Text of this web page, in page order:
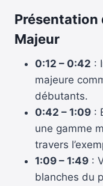
Présentation
Majeur
0:12 – 0:42 :
majeure
débutants.
0:42 – 1:09 :
une gamme
travers
1:09 – 1:49 :
blanches du